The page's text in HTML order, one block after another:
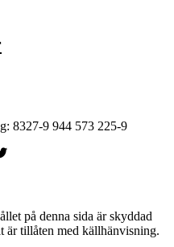
8327-9 944 573 225-9
på denna sida är skyddad
är tillåten med källhänvisning.